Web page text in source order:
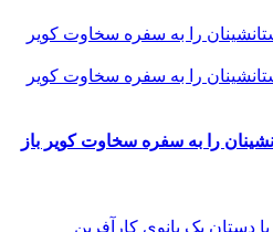
را به سفره سخاوت کویر باز